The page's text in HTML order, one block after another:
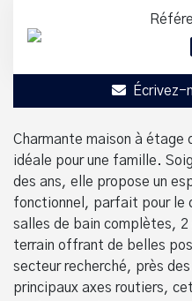
Écrivez-
Charmante maison à étage
idéale pour une famille.
des ans, elle propose un
fonctionnel, parfait pour le
salles de bain complètes,
terrain offrant de belles
secteur recherché, près
principaux axes routiers,